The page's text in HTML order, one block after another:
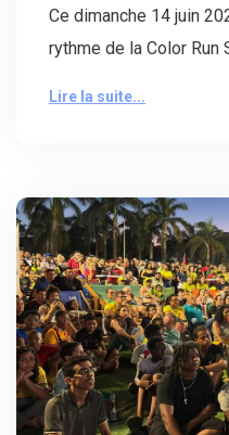
Ce dimanche 14 juin
rythme de la Color Run
Lire la suite...